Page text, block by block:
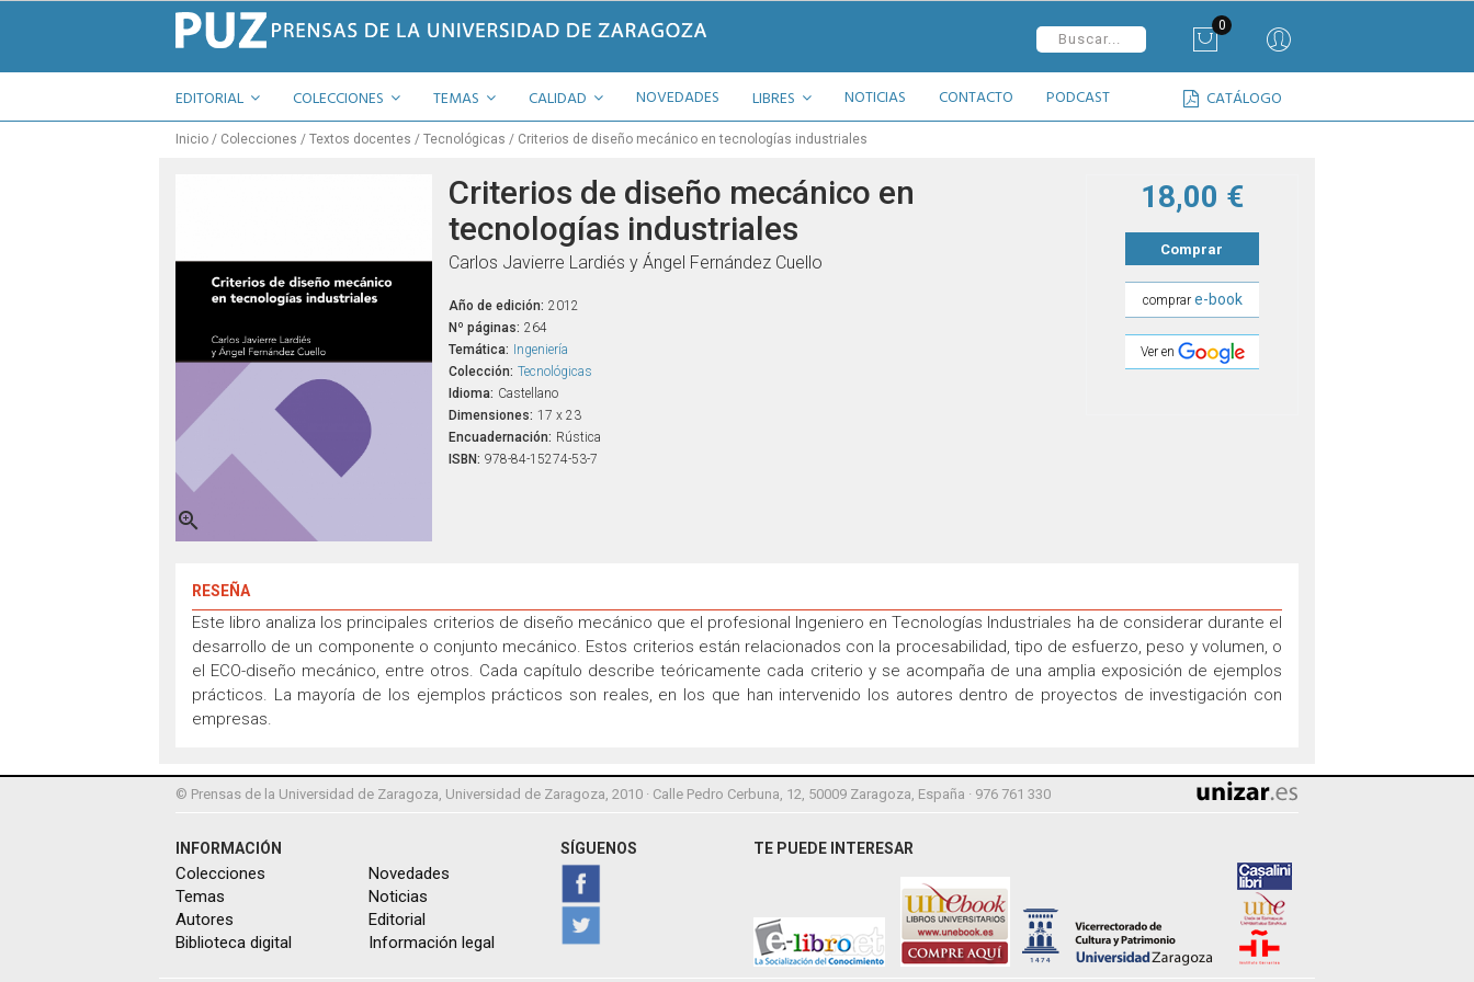
0
EDITORIAL COLECCIONES TEMAS CATÁLOGO
CALIDAD NOVEDADES LIBRES NOTICIAS CONTACTO PODCAST
Inicio Colecciones Textos docentes Tecnológicas Criterios de diseño mecánico en tecnologías industriales

Criterios de diseño mecánico en
tecnologías industriales
Carlos Javierre Lardiés y Ángel Fernández Cuello
Año de edición: 2012
Nº páginas: 264
Temática:
Ingeniería
Colección: Tecnológicas
Idioma: Castellano
Dimensiones: 17 x 23
Encuadernación: Rústica
ISBN: 978-84-15274-53-7
18,00 €
Comprar
comprar e-book
Ver en
RESEÑA
Este libro analiza los principales criterios de diseño mecánico que el profesional Ingeniero en Tecnologías Industriales ha de considerar durante el
desarrollo de un componente o conjunto mecánico. Estos criterios están relacionados con la procesabilidad, tipo de esfuerzo, peso y volumen, o
el ECO-diseño mecánico, entre otros. Cada capítulo describe teóricamente cada criterio y se acompaña de una amplia exposición de ejemplos
prácticos. La mayoría de los ejemplos prácticos son reales, en los que han intervenido los autores dentro de proyectos de investigación con
empresas.
© Prensas de la Universidad de Zaragoza, Universidad de Zaragoza, 2010 · Calle Pedro Cerbuna, 12, 50009 Zaragoza, España · 976 761 330
INFORMACIÓN
Colecciones
Temas
Autores
Biblioteca digital
Novedades
Noticias
Editorial
Información legal
SÍGUENOS TE PUEDE INTERESAR